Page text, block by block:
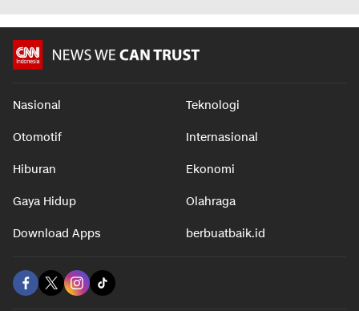
Nasional Teknologi
Otomotif Internasional
Hiburan Ekonomi
Gaya Hidup Olahraga
Download Apps berbuatbaik.id